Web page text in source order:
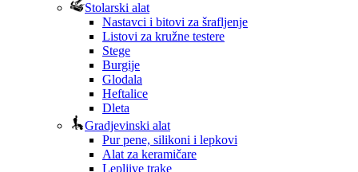
Stolarski alat
Nastavci i bitovi za šrafljenje
Listovi za kružne testere
Stege
Burgije
Glodala
Heftalice
Dleta
Gradjevinski alat
Pur pene, silikoni i lepkovi
Alat za keramičare
Lepljive trake